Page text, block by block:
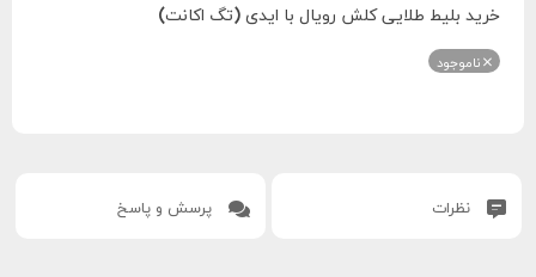
خرید بلیط طلایی کلش رویال با ایدی (تگ اکانت)
ناموجود
نظرات پرسش و پاسخ